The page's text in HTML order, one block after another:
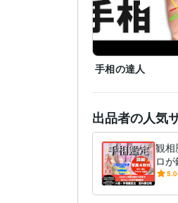
ビジネス・クリエイ
手相の達人
出品者の人気
観相
ロ
字☪️5.0